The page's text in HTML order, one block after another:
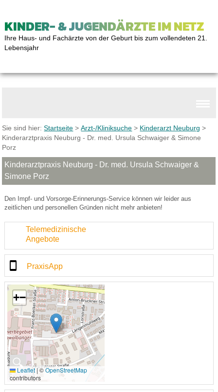
KINDER- & JUGENDÄRZTE IM NETZ
Ihre Haus- und Fachärzte von der Geburt bis zum vollendeten 21.
Lebensjahr
Sie sind hier:Startseite >Arzt-/Kliniksuche > Kinderarzt Neuburg >
Kinderarztpraxis Neuburg - Dr. med. Ursula Schwaiger & Simone
Porz
Kinderarztpraxis Neuburg - Dr. med. Ursula Schwaiger &
Simone Porz
Den Impf- und Vorsorge-Erinnerungs-Service können wir leider aus
zeitlichen und personellen Gründen nicht mehr anbieten!
Telemedizinische
Angebote
PraxisApp
🔍
+−
Leaflet |©OpenStreetMap
contributors